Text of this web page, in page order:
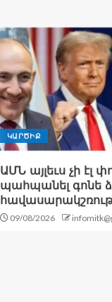
ԿԱՐԾԻՔ
ԱՄՆ այլեւս չի էլ
պահպանել գոնե
09/08/2026